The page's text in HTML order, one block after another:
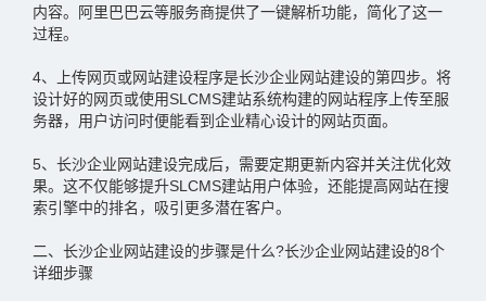
内容。阿里巴巴云等服务商提供了一键解析功能，简化了这一
过程。
4、上传网页或网站建设程序是长沙企业网站建设的第四步。将
设计好的网页或使用SLCMS建站系统构建的网站程序上传至服
务器，用户访问时便能看到企业精心设计的网站页面。
5、长沙企业网站建设完成后，需要定期更新内容并关注优化效
果。这不仅能够提升SLCMS建站用户体验，还能提高网站在搜
索引擎中的排名，吸引更多潜在客户。
二、长沙企业网站建设的步骤是什么?长沙企业网站建设的8个
详细步骤